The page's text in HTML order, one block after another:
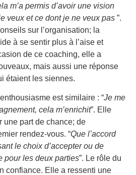
m’a permis d’avoir une vision
veux et ce dont je ne veux pas ”.
sur l’organisation; la
à se sentir plus à l’aise et
de ce coaching, elle a
mais aussi une réponse
étaient les siennes.
est similaire : “Je me
cela m’enrichit”. Elle
une part de chance; de
rendez-vous. “Que l’accord
le choix d’accepter ou de
pour les deux parties”. Le rôle du
confiance. Elle a ressenti une